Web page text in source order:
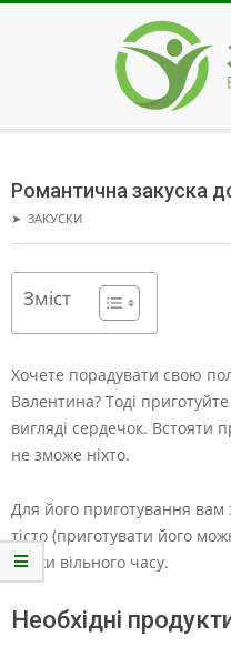
Menu
Романтична закуска
➤ ЗАКУСКИ
Зміст
Хочете порадувати свою
Валентина? Тоді
вигляді сердечок. Встояти
не зможе ніхто.
Для його приготування вам
тісто (приготувати його
трохи вільного часу.
Необхідні